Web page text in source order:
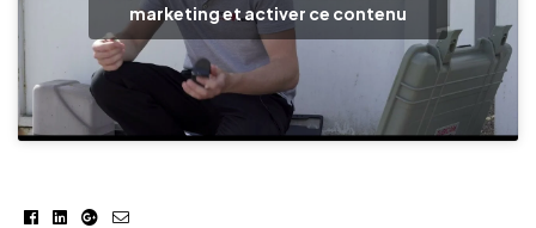
marketing et activer ce contenu
Facebook
LinkedinGoogle+
E-